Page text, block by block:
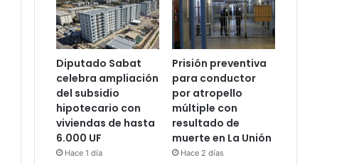
Diputado Sabat
celebra ampliación
del subsidio
hipotecario con
viviendas de hasta
6.000 UF
Hace 1 día
Prisión preventiva
para conductor
por atropello
múltiple con
resultado de
muerte en La Unión
Hace 2 días